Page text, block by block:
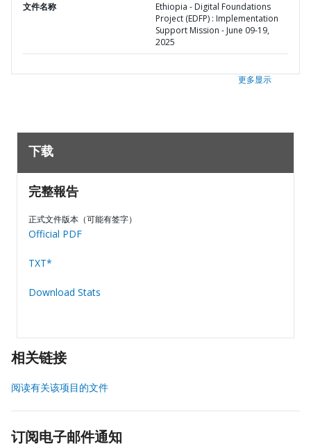
文件名称
Ethiopia - Digital Foundations
Project (EDFP) : Implementation
Support Mission - June 09-19,
2025
更多显示
下载
完整報告
正式文件版本（可能有签字）
Official PDF
TXT*
Download Stats
相关链接
阅读有关该项目的文件
订阅电子邮件通知